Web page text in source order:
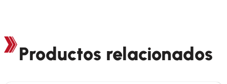
Productos relacionados